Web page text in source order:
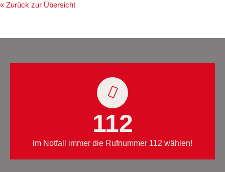
« Zurück zur Übersicht
112
im Notfall immer die Rufnummer 112 wählen!